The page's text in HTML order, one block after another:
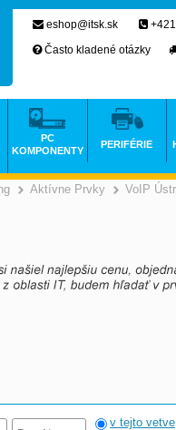
>
Aktívne Prvky VoIP
v tejto vetve
eshop@itsk.sk
Často kladené otázky
PC
KOMPONENTY
PERIFÉRIE